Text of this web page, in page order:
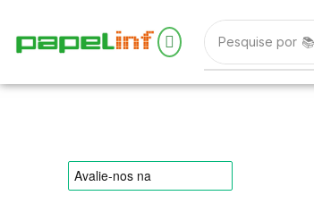
Pesquise por